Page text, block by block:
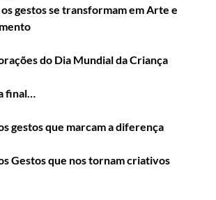
gestos se transformam em Arte e
do Dia Mundial da Criança
final…
gestos que marcam a diferença
Gestos que nos tornam criativos